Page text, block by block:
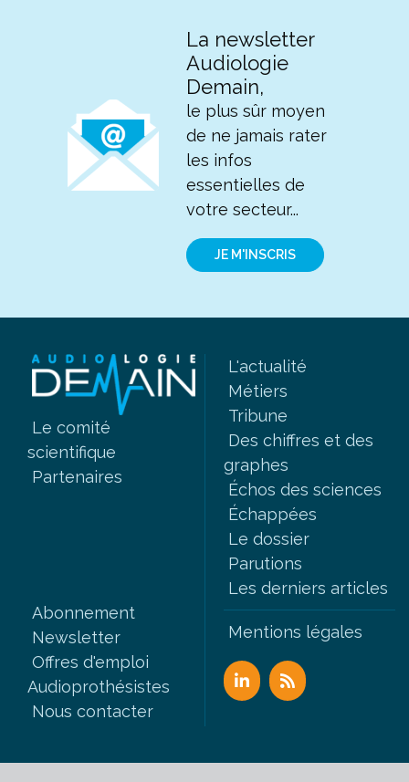
La newsletter
Audiologie
Demain,
le plus sûr moyen
de ne jamais rater
les infos
essentielles de
votre secteur...
JE M'INSCRIS
Le comité
scientifique
Partenaires
L'actualité
Métiers
Tribune
Des chiffres et des
graphes
Échos des sciences
Échappées
Le dossier
Parutions
Les derniers articles
Abonnement
Newsletter
Offres d'emploi
Audioprothésistes
Nous contacter
Mentions légales